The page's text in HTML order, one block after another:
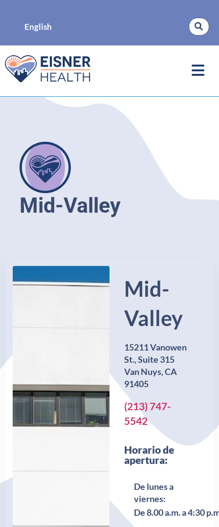
English
Mid-Valley
Mid-
Valley
15211 Vanowen
St., Suite 315
Van Nuys, CA
91405
(213) 747-
5542
Horario de
apertura:
De lunes a
viernes:
De 8.00 a.m. a 4:30